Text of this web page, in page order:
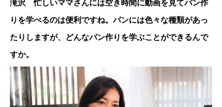
滝沢 忙しいママさんには空き時間に動画を見てパン作
りを学べるのは便利ですね。パンには色々な種類があっ
たりしますが、どんなパン作りを学ぶことができるんで
すか。